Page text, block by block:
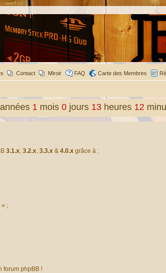
Contact Miroir FAQ Carte des Membres
années 1 mois 0 jours 13 heures 12
3.1.x, 3.2.x, 3.3.x & 4.0.x grâce à :
» ;
forum phpBB !